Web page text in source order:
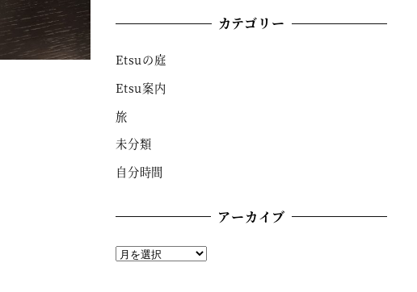
カテゴリー
Etsuの庭
Etsu案内
旅
未分類
自分時間
アーカイブ
ア